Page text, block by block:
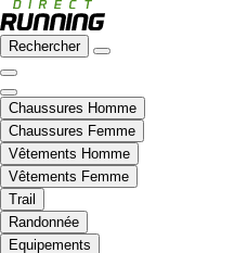
Rechercher
Chaussures Homme
Chaussures Femme
Vêtements Homme
Vêtements Femme
Trail
Randonnée
Equipements